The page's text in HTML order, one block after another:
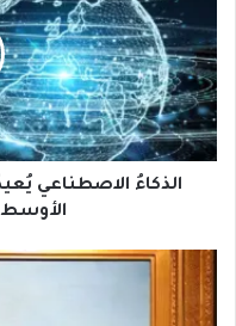
رَسمَ
ميزانِ
القوى
في
الشرقِ
الأوسط
وشمالالذكاءُ الاصطناعي
الأوسط
لوحة
فنية
أنقذت